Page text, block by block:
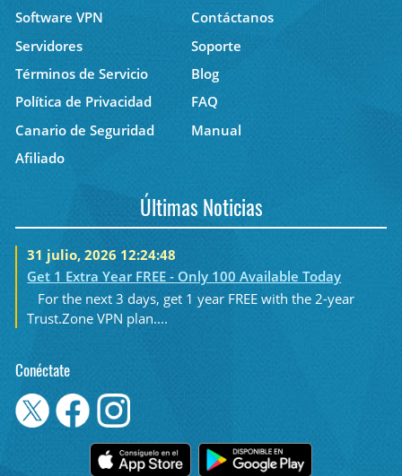
Software VPN
Contáctanos
Servidores
Soporte
Términos de Servicio
Blog
Política de Privacidad
FAQ
Canario de Seguridad
Manual
Afiliado
Últimas Noticias
31 julio, 2026 12:24:48
Get 1 Extra Year FREE - Only 100 Available Today
For the next 3 days, get 1 year FREE with the 2-year
Trust.Zone VPN plan....
Conéctate